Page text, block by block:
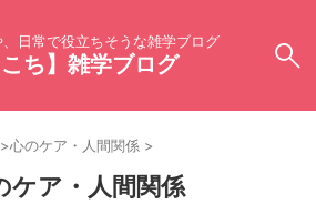
日常で役立ちそうな雑学ブログ
こち】雑学ブログ
>心のケア・人間関係 >
ケア・人間関係